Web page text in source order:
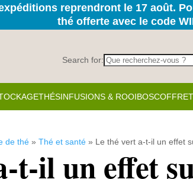
reprendront le 17 août.
thé offerte avec le code
Search for:
THÉSINFUSIONS & ROOIBOS
de thé» Thé et santé» Le thé vert a-t-il un effet
t-il un effet